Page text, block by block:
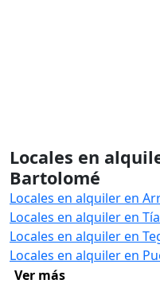
Locales en
Bartolomé
Locales en alquiler en
Locales en alquiler en
Locales en alquiler en
Locales en alquiler en
Ver más